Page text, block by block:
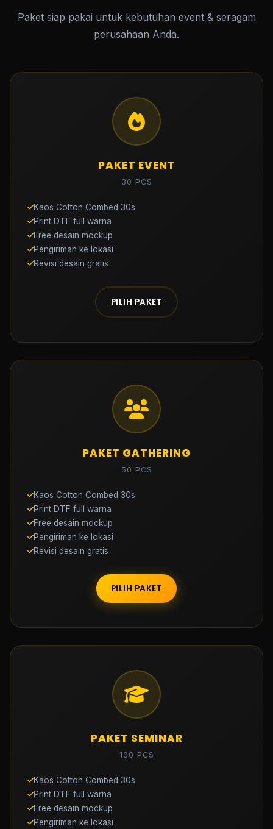
Paket siap pakai untuk kebutuhan event & seragam
perusahaan Anda.
PAKET EVENT
30 PCS
Kaos Cotton Combed 30s
Print DTF full warna
Free desain mockup
Pengiriman ke lokasi
Revisi desain gratis
PILIH PAKET
PAKET GATHERING
50 PCS
Kaos Cotton Combed 30s
Print DTF full warna
Free desain mockup
Pengiriman ke lokasi
Revisi desain gratis
PILIH PAKET
PAKET SEMINAR
100 PCS
Kaos Cotton Combed 30s
Print DTF full warna
Free desain mockup
Pengiriman ke lokasi